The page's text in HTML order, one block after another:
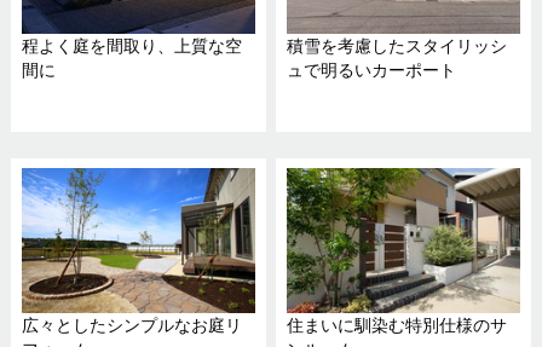
程よく庭を間取り、上質な空
間に
積雪を考慮したスタイリッシ
ュで明るいカーポート
広々としたシンプルなお庭リ
住まいに馴染む特別仕様のサ